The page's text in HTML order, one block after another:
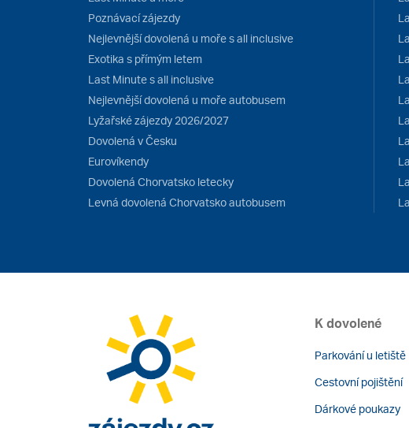
Poznávací zájezdy
Nejlevnější dovolená u moře s all inclusive
Exotika s přímým letem
Last Minute s all inclusive
Nejlevnější dovolená u moře autobusem
Lyžařské zájezdy 2026/2027
Dovolená v Česku
Eurovíkendy
Dovolená Chorvatsko letecky
Levná dovolená Chorvatsko autobusem
K dovolené
Parkování u letiště
Cestovní pojištění
Dárkové poukazy